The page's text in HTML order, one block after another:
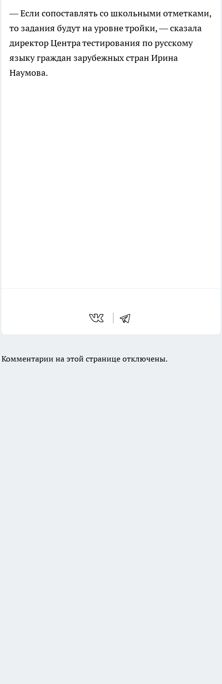
— Если сопоставлять со школьными отметками,
то задания будут на уровне тройки, — сказала
директор Центра тестирования по русскому
языку граждан зарубежных стран Ирина
Наумова.
Комментарии на этой странице отключены.